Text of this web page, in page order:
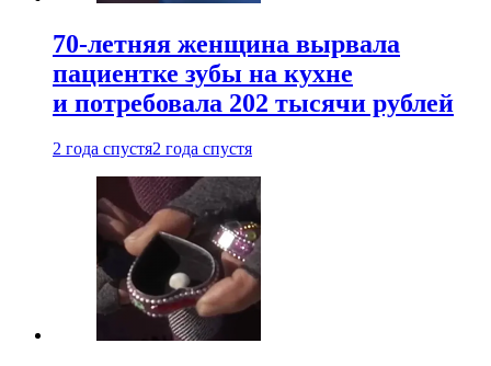
70-летняя женщина вырвала
пациентке зубы на кухне
и потребовала 202 тысячи рублей
2 года спустя2 года спустя